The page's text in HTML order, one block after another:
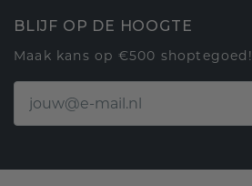
BLIJF OP DE HOOGTE
Maak kans op €500 shoptegoed!